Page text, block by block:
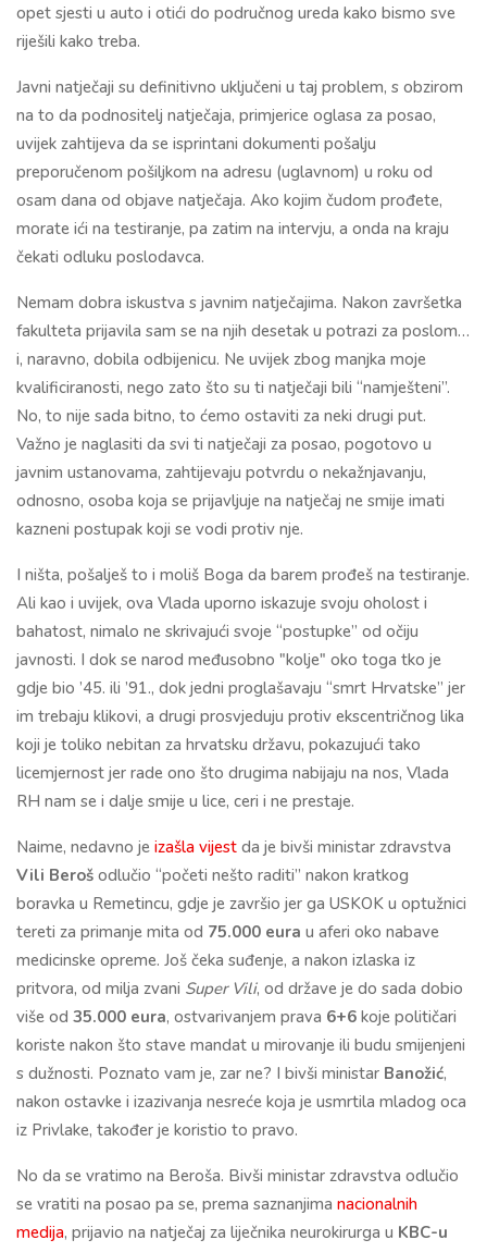
opet sjesti u auto i otići do područnog ureda kako bismo sve
riješili kako treba.
Javni natječaji su definitivno uključeni u taj problem, s obzirom
na to da podnositelj natječaja, primjerice oglasa za posao,
uvijek zahtijeva da se isprintani dokumenti pošalju
preporučenom pošiljkom na adresu (uglavnom) u roku od
osam dana od objave natječaja. Ako kojim čudom prođete,
morate ići na testiranje, pa zatim na intervju, a onda na kraju
čekati odluku poslodavca.
Nemam dobra iskustva s javnim natječajima. Nakon završetka
fakulteta prijavila sam se na njih desetak u potrazi za poslom…
i, naravno, dobila odbijenicu. Ne uvijek zbog manjka moje
kvalificiranosti, nego zato što su ti natječaji bili “namješteni”.
No, to nije sada bitno, to ćemo ostaviti za neki drugi put.
Važno je naglasiti da svi ti natječaji za posao, pogotovo u
javnim ustanovama, zahtijevaju potvrdu o nekažnjavanju,
odnosno, osoba koja se prijavljuje na natječaj ne smije imati
kazneni postupak koji se vodi protiv nje.
I ništa, pošalješ to i moliš Boga da barem prođeš na testiranje.
Ali kao i uvijek, ova Vlada uporno iskazuje svoju oholost i
bahatost, nimalo ne skrivajući svoje “postupke” od očiju
javnosti. I dok se narod međusobno "kolje" oko toga tko je
gdje bio ’45. ili ’91., dok jedni proglašavaju “smrt Hrvatske” jer
im trebaju klikovi, a drugi prosvjeduju protiv ekscentričnog lika
koji je toliko nebitan za hrvatsku državu, pokazujući tako
licemjernost jer rade ono što drugima nabijaju na nos, Vlada
RH nam se i dalje smije u lice, ceri i ne prestaje.
Naime, nedavno je izašla vijest da je bivši ministar zdravstva
Vili Beroš odlučio “početi nešto raditi” nakon kratkog
boravka u Remetincu, gdje je završio jer ga USKOK u optužnici
tereti za primanje mita od 75.000 eura u aferi oko nabave
medicinske opreme. Još čeka suđenje, a nakon izlaska iz
pritvora, od milja zvani Super Vili, od države je do sada dobio
više od 35.000 eura, ostvarivanjem prava 6+6 koje političari
koriste nakon što stave mandat u mirovanje ili budu smijenjeni
s dužnosti. Poznato vam je, zar ne? I bivši ministar Banožić,
nakon ostavke i izazivanja nesreće koja je usmrtila mladog oca
iz Privlake, također je koristio to pravo.
No da se vratimo na Beroša. Bivši ministar zdravstva odlučio
se vratiti na posao pa se, prema saznanjima nacionalnih
medija, prijavio na natječaj za liječnika neurokirurga u KBC-u